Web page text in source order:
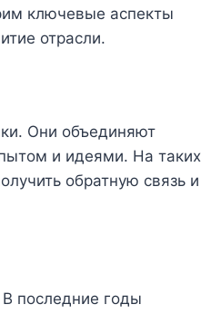
ключевые аспекты
отрасли.
Они объединяют
и идеями. На таких
обратную связь и
последние годы